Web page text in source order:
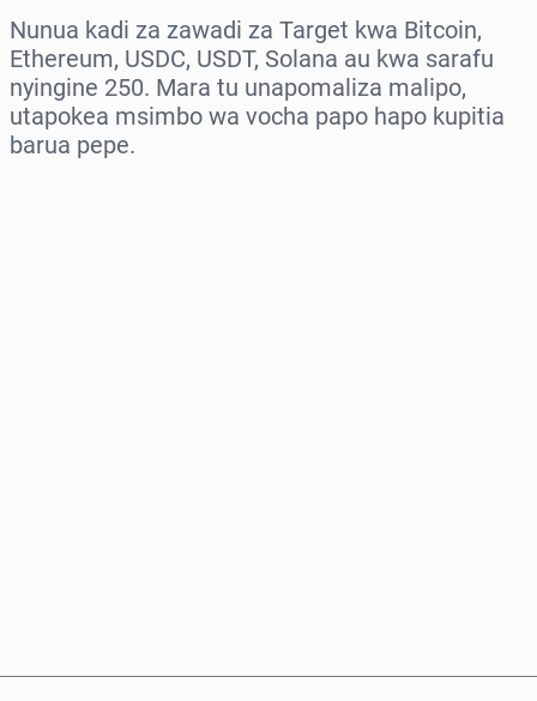
Nunua kadi za zawadi za Target kwa Bitcoin,
Ethereum, USDC, USDT, Solana au kwa sarafu
nyingine 250. Mara tu unapomaliza malipo,
utapokea msimbo wa vocha papo hapo kupitia
barua pepe.